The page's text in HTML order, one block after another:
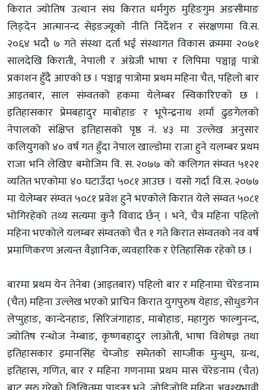
किरात ज्योतिष उत्थान संघ किरात धर्मगुरु मुहिङगुम अङसीमाङ
लिङ्देन आत्मानन्द सेइङज्यूको नीति निर्देशन र संरक्षणमा वि.स.
२०६४ भदौ ७ गते संस्था दर्ता भई संस्थागत विकास क्रममा २०७१
सालदेखि किराती, नेपाली र अंग्रेजी भाषा र लिपिमा पञ्चाङ्ग पात्रो
प्रकाशन हुँदै आएको छ । पञ्चाङ्ग पात्रोमा प्रथम महिना चैत, पहिलो बार
आइतबार, साल संम्वतको हकमा येलेम्बर स्विकारिएको छ ।
इतिहासकार प्रेमबहादुर माबोहाङ र भूपेन्द्रनाथ शर्मा ढुङगेलको
नेपालको संक्षिप्त इतिहासको पृष्ठ नं. ४३ मा उल्लेख अनुसार
कलियुगको ४० वर्ष गत हुँदा नेपाल खाल्डोमा राजा हुने यलम्बर प्रथम
राजा भनि लेखिए बमोजिम वि. स. २०७७ को कलिगत संम्वत ५१२१
व्यतित भएकोमा ४० घटाउँदा ५०८१ आउछ । यसो गर्दा वि.स. २०७७
मा येलेम्बर संम्वत ५०८१ प्रवेश हुने भएकोले किरात येले संम्वत ५०८१
भोगिरहेको तथ्य सत्यमा कुनै विवाद छैन् । भने, चैत्र महिना पहिलो
महिना भएकोले यलम्बर संम्वतको चैत १ गते किरात संम्वतको नव वर्ष
प्रमाणिकरण अत्यन्त वैज्ञानिक, व्यवहारिक र ऐतिहासिक रहेको छ ।
बारमा प्रथम येन तेनेबा (आइतबार) पहिलो बार र महिनामा चेरेङनाम
(चैत) महिना उल्लेख भएको प्राचिन किरात युगपुरुष येहाङ, सोधुङगेन
लेप्मुहाङ, कान्देनहाङ, सिरिजंगाहाङ, माबोहाङ, महागुरु फाल्गुनन्द,
ज्योतिष रन्धोज नेम्बाङ, कृष्णबहादुर लाओती, भाषा विशेषज्ञ तथा
इतिहासकार इमानसिंह चेम्जोङ समेतको साम्जीक मुन्धुम, ग्रन्थ,
इतिहास, गणित, बार र महिना गणनामा प्रथम मास चेरेङनाम (चैत)